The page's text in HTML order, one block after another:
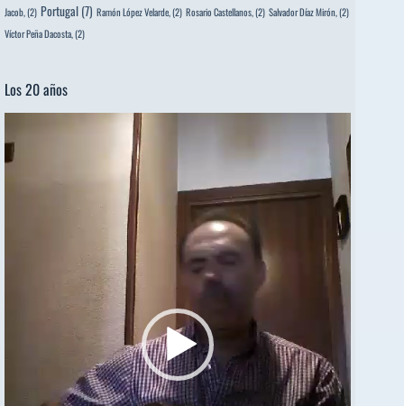
Jacob, (2) Portugal (7) Ramón López Velarde, (2) Rosario Castellanos, (2) Salvador Díaz Mirón, (2)
Víctor Peña Dacosta, (2)
Los 20 años
de
vídeo